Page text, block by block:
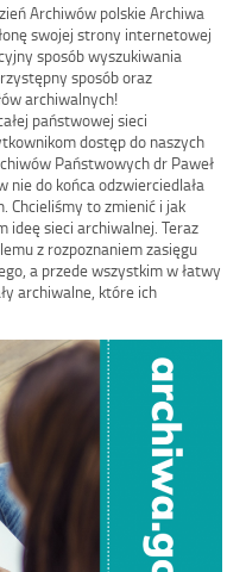
Archiwów polskie Archiwa
swojej strony internetowej
sposób wyszukiwania
sposób oraz
archiwalnych!
państwowej sieci
dostęp do naszych
Państwowych dr Paweł
do końca odzwierciedlała
Chcieliśmy to zmienić i jak
ideę sieci archiwalnej. Teraz
z rozpoznaniem zasięgu
a przede wszystkim w łatwy
archiwalne, które ich